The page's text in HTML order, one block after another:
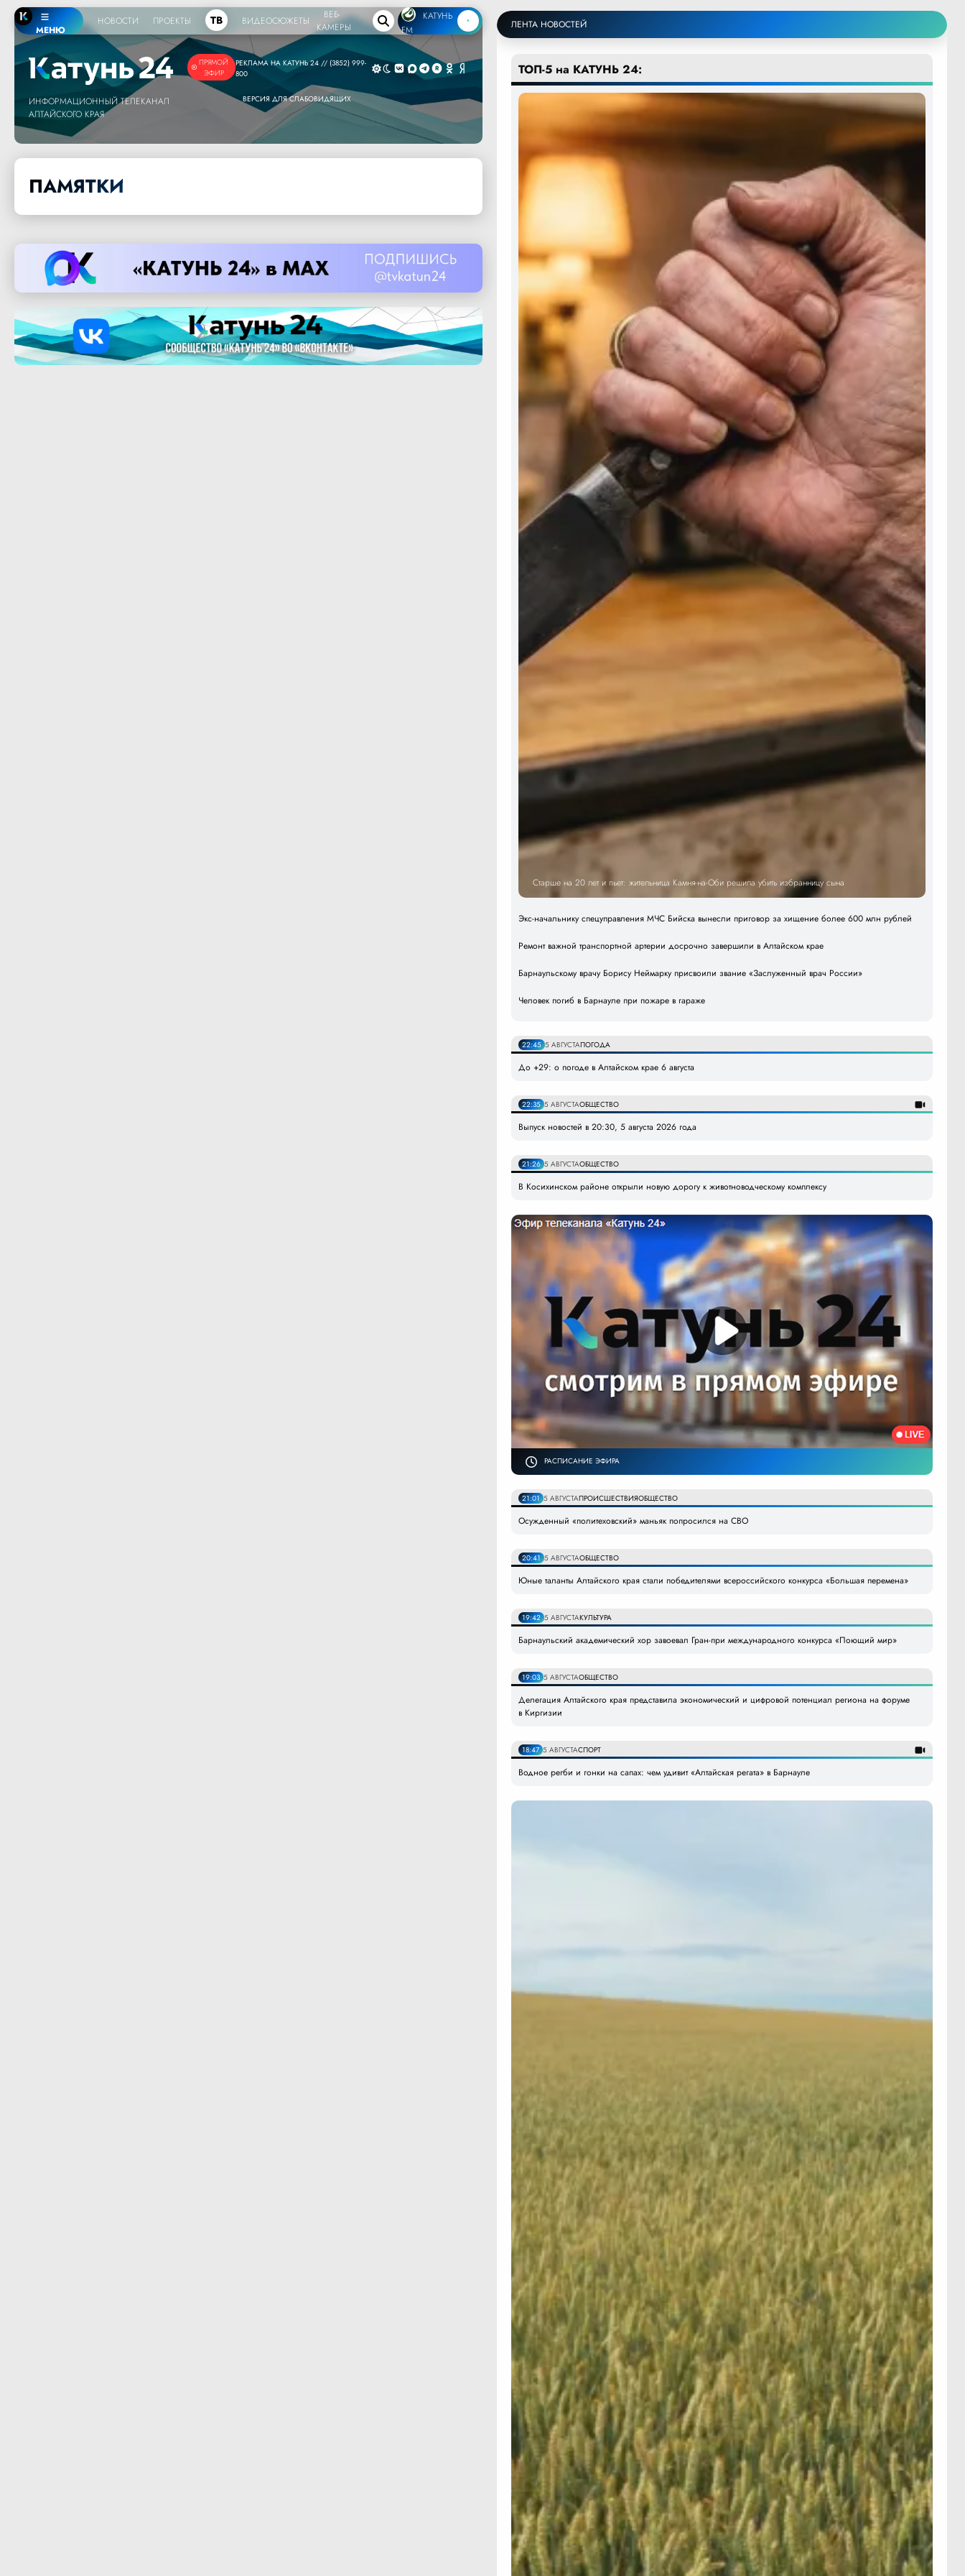
МЕНЮ
НОВОСТИ ПРОЕКТЫ ТВ ВИДЕОСЮЖЕТЫ
ВЕБ-
КАМЕРЫ
КАТУНЬ
FM
ПРЯМОЙ
ЭФИР
ИНФОРМАЦИОННЫЙ ТЕЛЕКАНАЛ
АЛТАЙСКОГО КРАЯ
РЕКЛАМА НА КАТУНЬ 24 // (3852) 999-
800
ВЕРСИЯ ДЛЯ СЛАБОВИДЯЩИХ
ПАМЯТКИ
ЛЕНТА НОВОСТЕЙ
ТОП-5 на КАТУНЬ 24:
Старше на 20 лет и пьет: жительница Камня-на-Оби решила убить избранницу сына
Экс-начальнику спецуправления МЧС Бийска вынесли приговор за хищение более 600 млн рублей
Ремонт важной транспортной артерии досрочно завершили в Алтайском крае
Барнаульскому врачу Борису Неймарку присвоили звание «Заслуженный врач России»
Человек погиб в Барнауле при пожаре в гараже
22:45 5 АВГУСТАПОГОДА
До +29: о погоде в Алтайском крае 6 августа
22:35 5 АВГУСТАОБЩЕСТВО
Выпуск новостей в 20:30, 5 августа 2026 года
21:26 5 АВГУСТАОБЩЕСТВО
В Косихинском районе открыли новую дорогу к животноводческому комплексу
РАСПИСАНИЕ ЭФИРА
21:01 5 АВГУСТАПРОИСШЕСТВИЯОБЩЕСТВО
Осужденный «политеховский» маньяк попросился на СВО
20:41 5 АВГУСТАОБЩЕСТВО
Юные таланты Алтайского края стали победителями всероссийского конкурса «Большая перемена»
19:42 5 АВГУСТАКУЛЬТУРА
Барнаульский академический хор завоевал Гран-при международного конкурса «Поющий мир»
19:03 5 АВГУСТАОБЩЕСТВО
Делегация Алтайского края представила экономический и цифровой потенциал региона на форуме
в Киргизии
18:47 5 АВГУСТАСПОРТ
Водное регби и гонки на сапах: чем удивит «Алтайская регата» в Барнауле